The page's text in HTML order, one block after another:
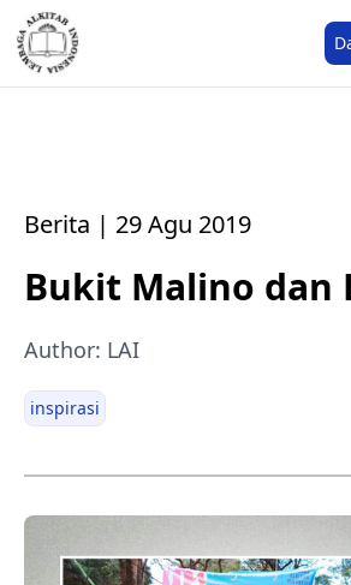
Berita | 29 Agu 2019
Bukit Malino dan
Author: LAI
inspirasi